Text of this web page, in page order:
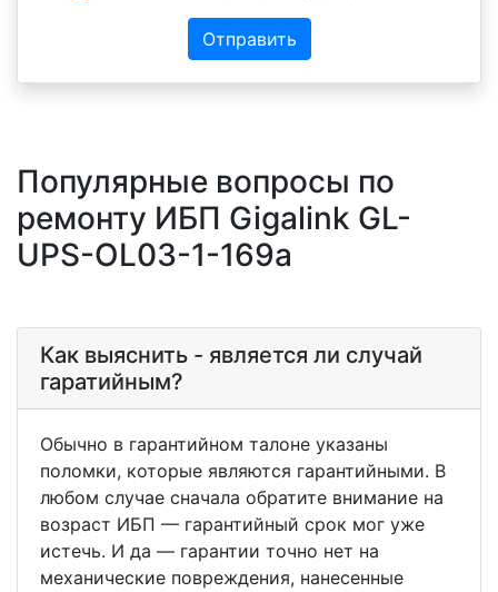
Отправить
Популярные вопросы по
ремонту ИБП Gigalink GL-
UPS-OL03-1-169a
Как выяснить - является ли случай
гаратийным?
Обычно в гарантийном талоне указаны
поломки, которые являются гарантийными. В
любом случае сначала обратите внимание на
возраст ИБП — гарантийный срок мог уже
истечь. И да — гарантии точно нет на
механические повреждения, нанесенные